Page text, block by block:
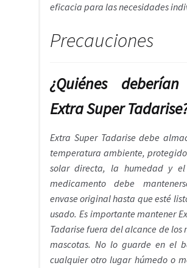
eficacia para las necesidades
Precauciones
¿Quiénes
Extra Super
Extra Super Tadarise debe
temperatura ambiente,
solar directa, la humedad y
medicamento debe
envase original hasta que esté
usado. Es importante mantener
Tadarise fuera del alcance de los
mascotas. No lo guarde en el
cualquier otro lugar húmedo o